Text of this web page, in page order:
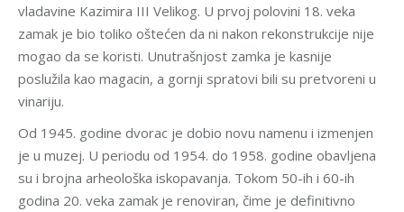
vladavine Kazimira III Velikog. U prvoj polovini 18. veka
zamak je bio toliko oštećen da ni nakon rekonstrukcije nije
mogao da se koristi. Unutrašnjost zamka je kasnije
poslužila kao magacin, a gornji spratovi bili su pretvoreni u
vinariju.
Od 1945. godine dvorac je dobio novu namenu i izmenjen
je u muzej. U periodu od 1954. do 1958. godine obavljena
su i brojna arheološka iskopavanja. Tokom 50-ih i 60-ih
godina 20. veka zamak je renoviran, čime je definitivno